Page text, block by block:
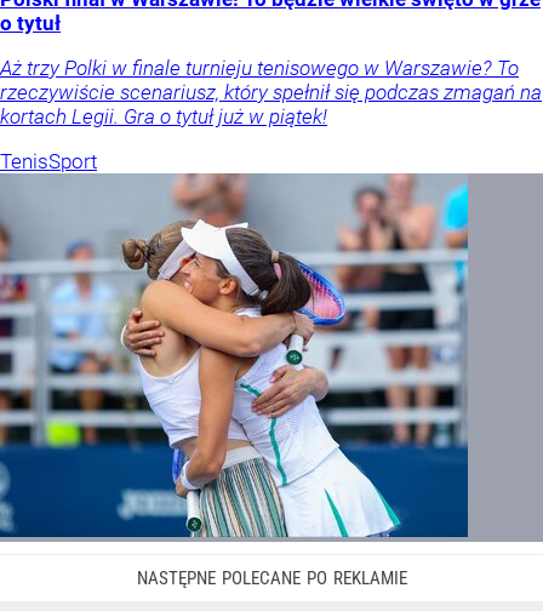
o tytuł
Aż trzy Polki w finale turnieju tenisowego w Warszawie? To
rzeczywiście scenariusz, który spełnił się podczas zmagań na
kortach Legii. Gra o tytuł już w piątek!
TenisSport